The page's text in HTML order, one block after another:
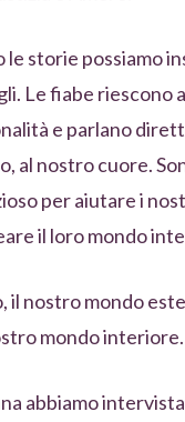
le storie possiamo
Le fiabe riescono
e parlano
al nostro cuore.
per aiutare i
il loro mondo
il nostro mondo
mondo interiore.
abbiamo